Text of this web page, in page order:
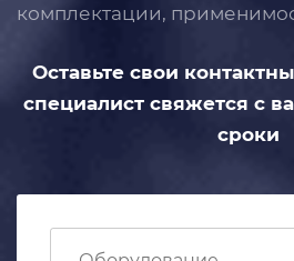
комплектации,
Оставьте свои
специалист свяжется с
сроки